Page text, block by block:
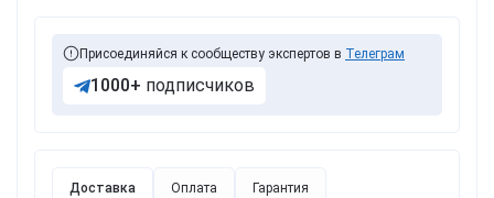
Доставка Оплата Гарантия
Присоединяйся к сообществу экспертов в Телеграм
1000+ подписчиков